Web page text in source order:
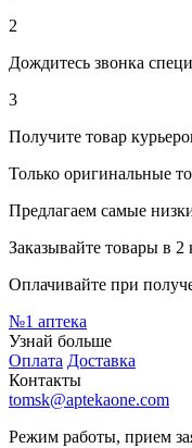
2
Дождитесь звонка
3
Получите товар
Только оригинальные
Предлагаем самые
Заказывайте товары в 2
Оплачивайте при
№1 аптека
Узнай больше
Оплата Доставка
Контакты
tomsk@aptekaone.com
Режим работы, прием